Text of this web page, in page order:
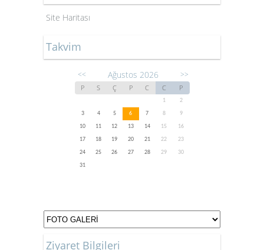
Site Haritası
Takvim
<< Ağustos 2026 >>
P S Ç P C C P
1
2
3
4 5 6 7 8
9
10
11 12 13 14 15
16
17
18 19 20 21 22
23
24
25 26 27 28 29
30
31
Ziyaret Bilgileri